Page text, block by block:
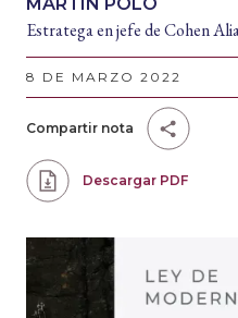
Estratega en jefe de Cohen
8 DE MARZO 2022
Compartir nota
Descargar PDF